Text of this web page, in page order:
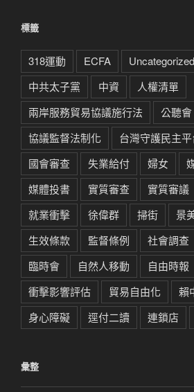
標籤
318運動 ECFA Uncategorized
中共太子黨
中資
人權清單
兩岸服務貿易協議施行法
公聽會
協議監督法制化
台灣守護民主平
國會審查
失業給付 婦女
媒體投書
實質審查 實質審議
就業衝擊
徐偉群 掃街 景
生效條款
監督條例 社會調查
臨時會
自然人移動 自由時報
衝擊影響評估
貿易自由化 賴
身心障礙
逕付二讀 連鎖店
彙整